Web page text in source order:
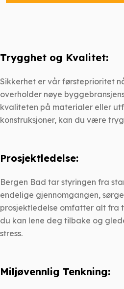
Trygghet og Kvalitet:
Sikkerhet er vår førsteprioritet
overholder nøye
kvaliteten på materialer eller
konstruksjoner, kan du være
Prosjektledelse:
Bergen Bad tar styringen fra
endelige gjennomgangen,
prosjektledelse omfatter alt fra
du kan lene deg tilbake og
stress.
Miljøvennlig Tenkning: